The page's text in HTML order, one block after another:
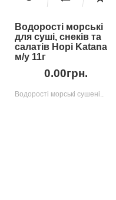
Водорості морські
для суші, снеків та
салатів Норі Katana
м/у 11г
0.00грн.
Водорості морські сушені..